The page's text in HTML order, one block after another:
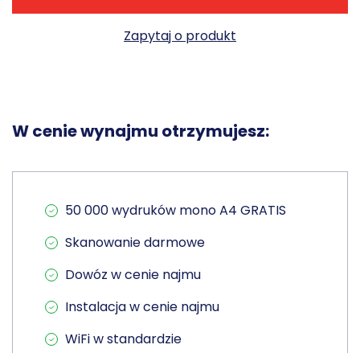
Zapytaj o produkt
W cenie wynajmu otrzymujesz:
50 000 wydruków mono A4 GRATIS
Skanowanie darmowe
Dowóz w cenie najmu
Instalacja w cenie najmu
WiFi w standardzie